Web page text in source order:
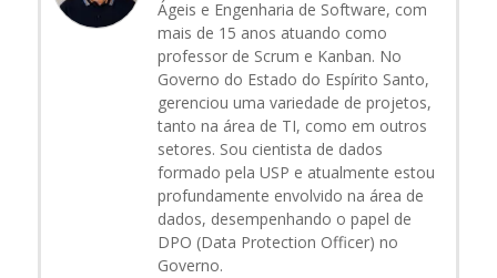
Ágeis e Engenharia de Software, com
mais de 15 anos atuando como
professor de Scrum e Kanban. No
Governo do Estado do Espírito Santo,
gerenciou uma variedade de projetos,
tanto na área de TI, como em outros
setores. Sou cientista de dados
formado pela USP e atualmente estou
profundamente envolvido na área de
dados, desempenhando o papel de
DPO (Data Protection Officer) no
Governo.